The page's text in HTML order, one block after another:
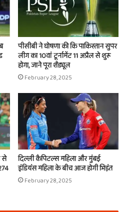
पीसीबी ने घोषणा की कि पाकिस्तान सुपर
लीग का 10वां टूर्नामेंट 11 अप्रैल से शुरू
होगा, जाने पूरा शैड्यूल
February 28, 2025
से
दिल्ली कैपिटल्स महिला और मुंबई
इंडियंस महिला के बीच आज होगी भिड़ंत
February 28, 2025